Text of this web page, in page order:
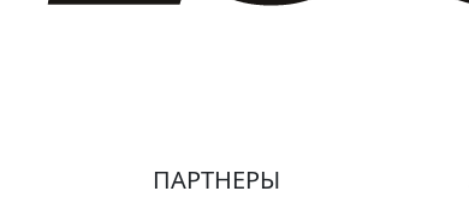
ПАРТНЕРЫ